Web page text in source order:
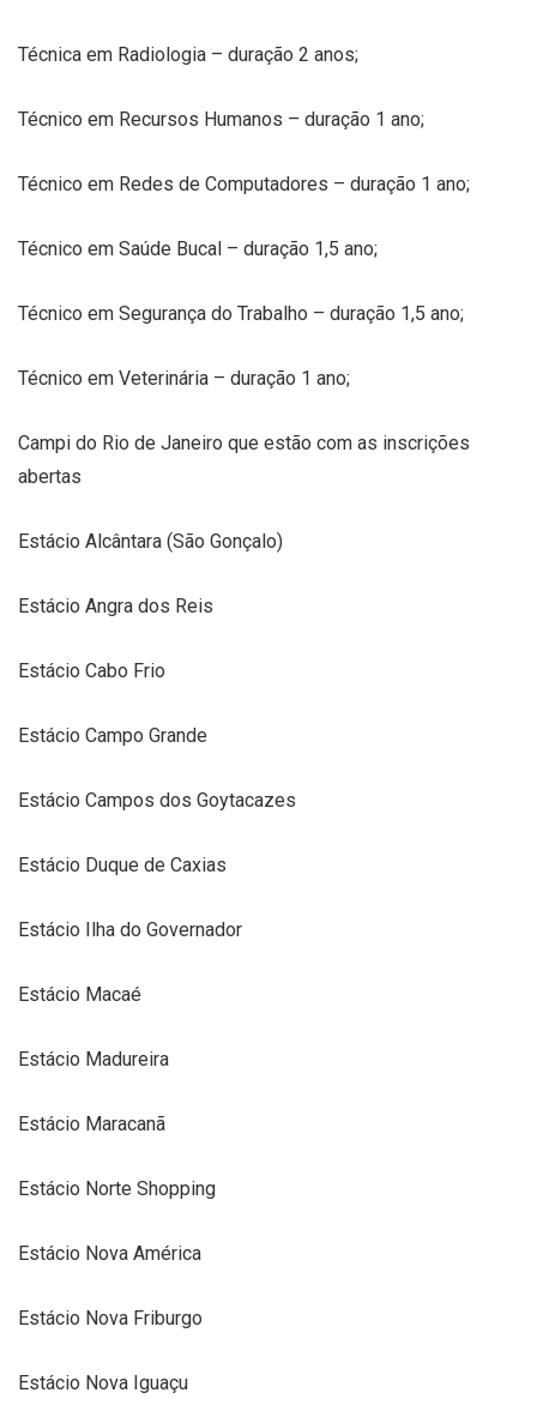
Técnica em Radiologia – duração 2 anos;
Técnico em Recursos Humanos – duração 1 ano;
Técnico em Redes de Computadores – duração 1 ano;
Técnico em Saúde Bucal – duração 1,5 ano;
Técnico em Segurança do Trabalho – duração 1,5 ano;
Técnico em Veterinária – duração 1 ano;
Campi do Rio de Janeiro que estão com as inscrições
abertas
Estácio Alcântara (São Gonçalo)
Estácio Angra dos Reis
Estácio Cabo Frio
Estácio Campo Grande
Estácio Campos dos Goytacazes
Estácio Duque de Caxias
Estácio Ilha do Governador
Estácio Macaé
Estácio Madureira
Estácio Maracanã
Estácio Norte Shopping
Estácio Nova América
Estácio Nova Friburgo
Estácio Nova Iguaçu